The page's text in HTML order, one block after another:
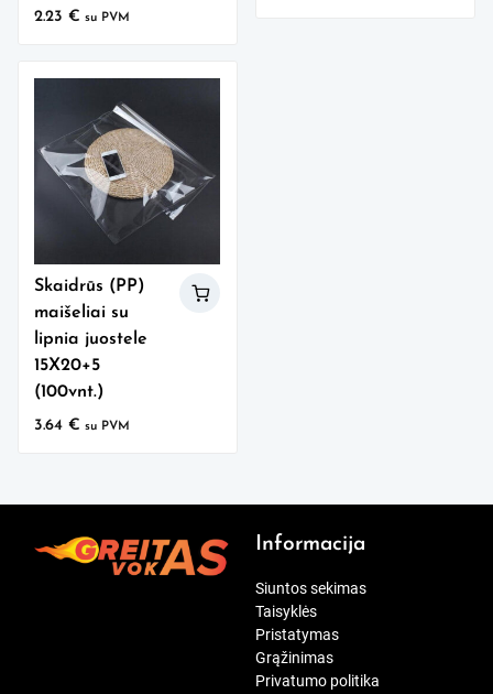
2.23€ su PVM
Skaidrūs (PP)
maišeliai su
lipnia juostele
15X20+5
(100vnt.)
3.64€ su PVM
Informacija
Siuntos sekimas
Taisyklės
Pristatymas
Grąžinimas
Privatumo politika